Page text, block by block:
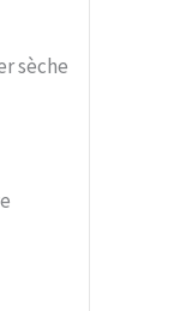
sèche